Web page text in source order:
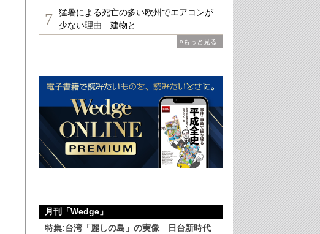
7
猛暑による死亡の多い欧州でエアコンが
少ない理由…建物と…
»もっと見る
月刊「Wedge」
特集:台湾「麗しの島」の実像 日台新時代